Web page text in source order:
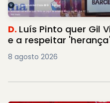
D. Luís Pinto quer Gil
e a respeitar 'herança'
8 agosto 2026